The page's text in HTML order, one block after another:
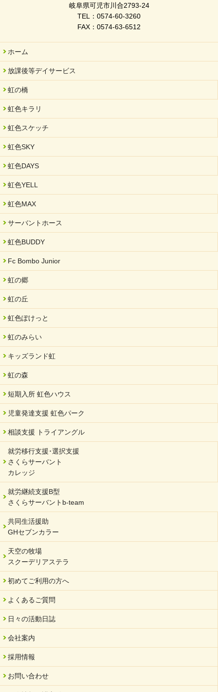
令和7年度 岐阜県スポーツ賞「FC Bombonera」
岐阜県「働いてもらい方改革」優良事例集に掲載されました
2025/11/11
2025/06/10
未来会議 in 可児市 「斉藤まさゆき」
2025/05/07
2025年6月中旬 OPEN 放課後等デイサービス「Fc Bombo
Junior」
2025/03/01
餅つき大会を開催しました
2025/01/31
「可児の企業魅力発見フェア」に出展しました
2024/11/06
就労継続支援B型「エコボール」事業を始めました
2024/09/10
2024/08/26
「ぎふSDGs推進パートナー登録制度」シルバーパートナーに登
2024/08/01
夏休み学習支援・可茂自悠学舎
2024/07/03
中部学院大学「現代福祉マネジメント」ゲスト講師
2024/04/17
SDGs発表会・研修会
2024/04/05
中学生向けのフリースクール「可茂自悠学舎」開設
2024/04/01
サーバント設立10周年記念【 福祉・医療・教育の連携講演会 】
を開催しました。
2024/02/20
2024/02/02
岐阜県 ワーク・ライフ・バランス推進エクセレント企業認定
2024/01/15
令和6年能登半島地震被災者支援において
2023/12/29
年末年始のお知らせ
2023/12/18
北方支店・保護者交流会「収穫祭」
2023/11/08
オンラインショップを開設しました
2023/10/20
「可児の企業魅力発見フェア」に出展しました
2023/10/17
馬糞堆肥「馬の力」販売開始
2023/08/18
クラウドファンディングのご案内
yahooショッピングサイト本日開店
岐阜県可児市川合2793-24
TEL：0574-60-3260
FAX：0574-63-6512
ホーム
放課後等デイサービス
虹の橋
虹色キラリ
虹色スケッチ
虹色SKY
虹色DAYS
虹色YELL
虹色MAX
サーバントホース
虹色BUDDY
Fc Bombo Junior
虹の郷
虹の丘
虹色ぽけっと
虹のみらい
キッズランド虹
虹の森
短期入所 虹色ハウス
児童発達支援 虹色パーク
相談支援 トライアングル
就労移行支援･選択支援
さくらサーバント
カレッジ
就労継続支援B型
さくらサーバントb-team
共同生活援助
GHセブンカラー
天空の牧場
スクーデリアステラ
初めてご利用の方へ
よくあるご質問
日々の活動日誌
会社案内
採用情報
お問い合わせ